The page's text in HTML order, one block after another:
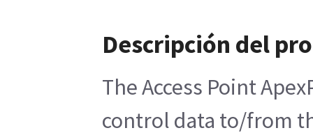
Descripción del
The Access Point
control data to/from